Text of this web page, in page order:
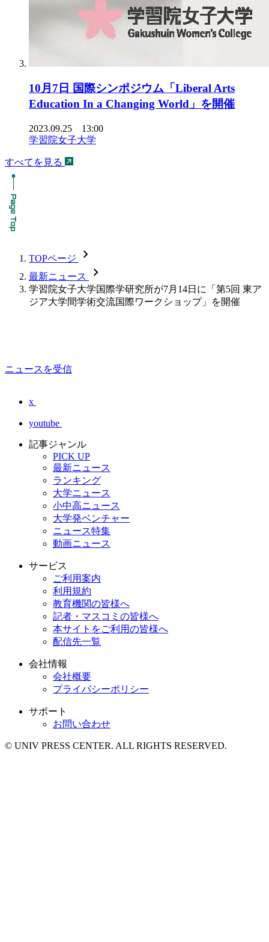
10月7日 国際シンポジウム「Liberal Arts
Education In a Changing World」を開催
2023.09.25 13:00
学習院女子大学
すべてを見る
TOPページ chevron_forward
最新ニュース chevron_forward
学習院女子大学国際学研究所が7月14日に「第5回 東ア
ジア大学間学術交流国際ワークショップ」を開催
ニュースを受信
x
youtube
記事ジャンル
PICK UP
最新ニュース
ランキング
大学ニュース
小中高ニュース
大学発ベンチャー
ニュース特集
動画ニュース
サービス
ご利用案内
利用規約
教育機関の皆様へ
記者・マスコミの皆様へ
本サイトをご利用の皆様へ
配信先一覧
会社情報
会社概要
プライバシーポリシー
サポート
お問い合わせ
© UNIV PRESS CENTER. ALL RIGHTS RESERVED.